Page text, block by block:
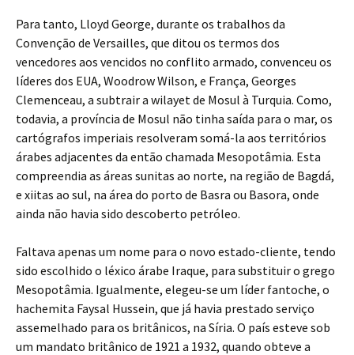
Para tanto, Lloyd George, durante os trabalhos da
Convenção de Versailles, que ditou os termos dos
vencedores aos vencidos no conflito armado, convenceu os
líderes dos EUA, Woodrow Wilson, e França, Georges
Clemenceau, a subtrair a wilayet de Mosul à Turquia. Como,
todavia, a província de Mosul não tinha saída para o mar, os
cartógrafos imperiais resolveram somá-la aos territórios
árabes adjacentes da então chamada Mesopotâmia. Esta
compreendia as áreas sunitas ao norte, na região de Bagdá,
e xiitas ao sul, na área do porto de Basra ou Basora, onde
ainda não havia sido descoberto petróleo.
Faltava apenas um nome para o novo estado-cliente, tendo
sido escolhido o léxico árabe Iraque, para substituir o grego
Mesopotâmia. Igualmente, elegeu-se um líder fantoche, o
hachemita Faysal Hussein, que já havia prestado serviço
assemelhado para os britânicos, na Síria. O país esteve sob
um mandato britânico de 1921 a 1932, quando obteve a